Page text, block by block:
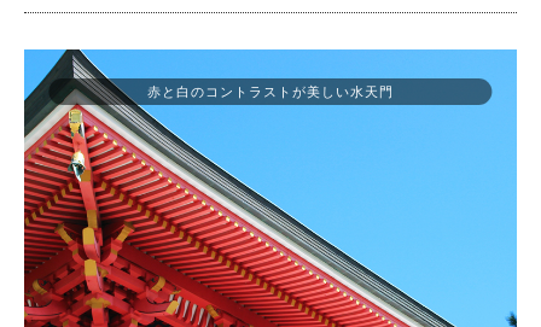
赤と白のコントラストが美しい水天門